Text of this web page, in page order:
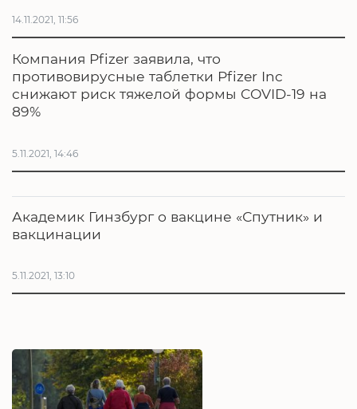
14.11.2021, 11:56
Компания Pfizer заявила, что
противовирусные таблетки Pfizer Inc
снижают риск тяжелой формы COVID-19 на
89%
5.11.2021, 14:46
Академик Гинзбург о вакцине «Спутник» и
вакцинации
5.11.2021, 13:10